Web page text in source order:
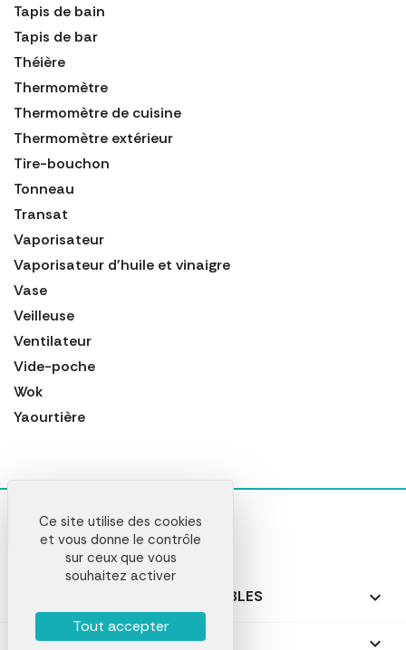
Tapis de bain
Tapis de bar
Théière
Thermomètre
Thermomètre de cuisine
Thermomètre extérieur
Tire-bouchon
Tonneau
Transat
Vaporisateur
Vaporisateur d'huile et vinaigre
Vase
Veilleuse
Ventilateur
Vide-poche
Wok
Yaourtière
NOS PRODUITS PERSONNALISABLES 
NOS CADEAUX PERSONNALISÉS 
Ce site utilise des cookies
et vous donne le contrôle
sur ceux que vous
souhaitez activer
Tout accepter